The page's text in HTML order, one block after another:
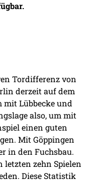
Tordifferenz von
derzeit auf dem
Lübbecke und
also, um mit
einen guten
Mit Göppingen
in den Fuchsbau.
letzten zehn Spielen
Diese Statistik